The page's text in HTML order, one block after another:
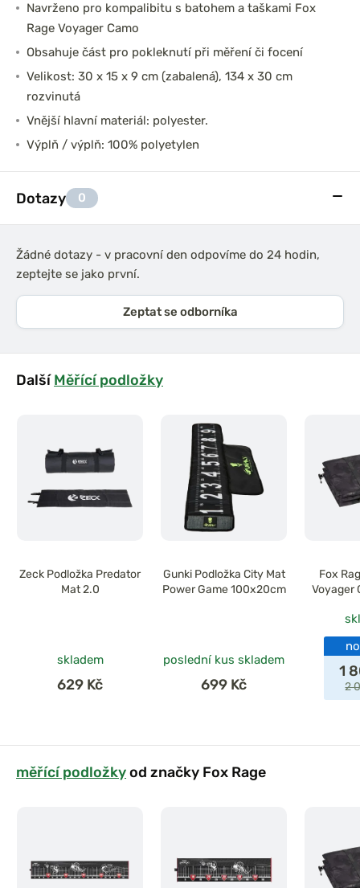
Navrženo pro kompalibitu s batohem a taškami Fox
Rage Voyager Camo
Obsahuje část pro pokleknutí při měření či focení
Velikost: 30 x 15 x 9 cm (zabalená), 134 x 30 cm
rozvinutá
Vnější hlavní materiál: polyester.
Výplň / výplň: 100% polyetylen
Dotazy 0
Žádné dotazy - v pracovní den odpovíme do 24 hodin,
zeptejte se jako první.
Zeptat se odborníka
DalšíMěřící podložky
Zeck Podložka Predator
Mat 2.0
skladem
629 Kč
Gunki Podložka City Mat
Power Game 100x20cm
poslední kus skladem
699 Kč
Fox
Voyager
1
2
měřící podložkyod značky Fox Rage